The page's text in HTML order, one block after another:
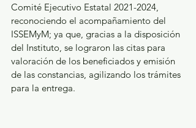
Comité Ejecutivo Estatal 2021-2024,
reconociendo el acompañamiento del
ISSEMyM; ya que, gracias a la disposición
del Instituto, se lograron las citas para
valoración de los beneficiados y emisión
de las constancias, agilizando los trámites
para la entrega.